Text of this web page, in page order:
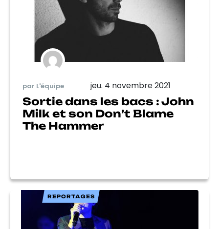
par L'équipe jeu. 4 novembre 2021
Sortie dans les bacs : John
Milk et son Don’t Blame
The Hammer
REPORTAGES